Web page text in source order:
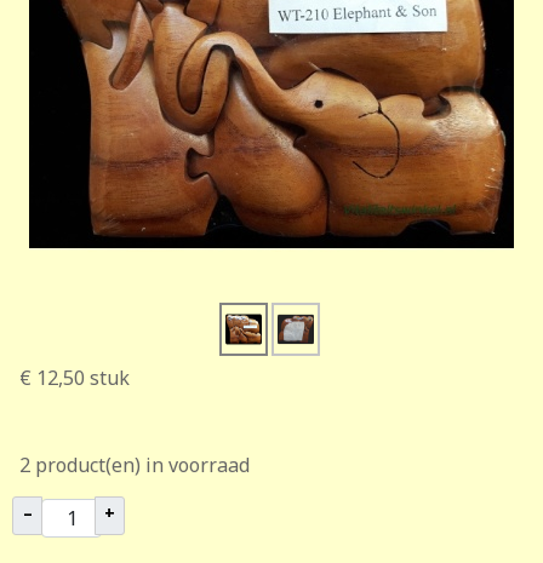
€ 12,50 stuk
2 product(en) in voorraad
– +